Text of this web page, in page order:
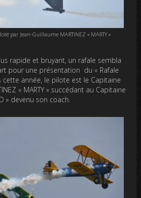
par Jean-Guillaume MARTINEZ « MARTY »
rapide et bruyant, un rafale sembla
pour une présentation du « Rafale
cette année, le pilote est le Capitaine
« MARTY » succédant au Capitaine
» devenu son coach.